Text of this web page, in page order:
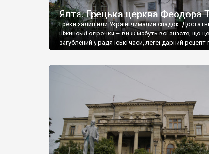
Ялта. Грецька церква Феодора
Греки залишили Україні чималий спадок.
ніжинські огірочки – ви ж мабуть всі знаєте, що
загублений у радянські часи, легендарний рецепт
Ніжин греки?